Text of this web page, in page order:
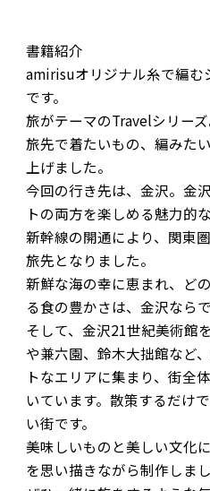
書籍紹介
amirisuオリジナル糸で編む
です。
旅がテーマのTravelシリー
旅先で着たいもの、編みた
上げました。
今回の行き先は、金沢。金
トの両方を楽しめる魅力的な
新幹線の開通により、関東
旅先となりました。
新鮮な海の幸に恵まれ、ど
る食の豊かさは、金沢なら
そして、金沢21世紀美術館
や兼六園、鈴木大拙館など
トなエリアに集まり、街全
いています。散策するだけ
い街です。
美味しいものと美しい文化
を思い描きながら制作しまし